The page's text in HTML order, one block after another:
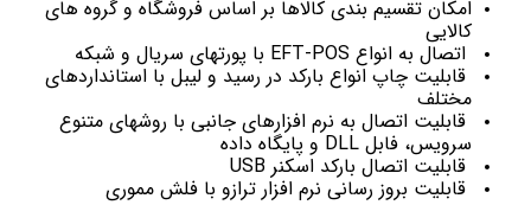
امکان تقسیم بندی کالاها بر اساس فروشگاه و گروه های
کالایی
اتصال به انواع EFT-POS با پورتهای سریال و شبکه
قابلیت چاپ انواع بارکد در رسید و لیبل با استانداردهای
مختلف
قابلیت اتصال به نرم افزارهای جانبی با روشهای متنوع
سرویس، فابل DLL و پایگاه داده
قابلیت اتصال بارکد اسکنر USB
قابلیت بروز رسانی نرم افزار ترازو با فلش مموری